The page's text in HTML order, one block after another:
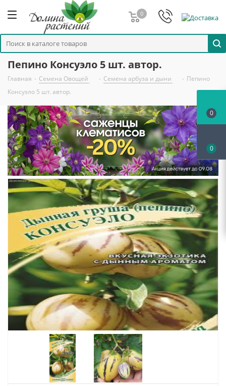
0
Пепино Консуэло 5 шт. автор.
Главная - Семена Овощей - Семена арбуза и дыни - Пепино
Консуэло 5 шт. автор.
0
0